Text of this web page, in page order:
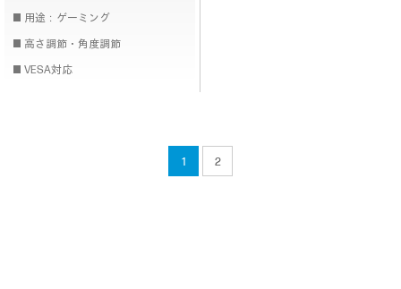
用途：ゲーミング
高さ調節・角度調節
VESA対応
1 2